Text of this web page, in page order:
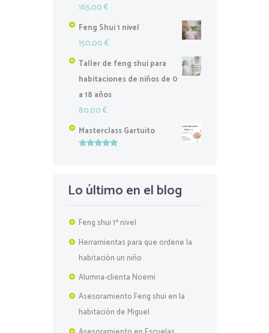
165,00€
Feng Shui 1 nivel
150,00€
Taller de feng shui para
habitaciones de niños de 0
a 18 años
80,00€
Masterclass Gartuito
Lo último en el blog
Feng shui 1º nivel
Herramientas para que ordene la
habitación un niño
Alumna-clienta Noemi
Asesoramiento Feng shui en la
habitación de Miguel